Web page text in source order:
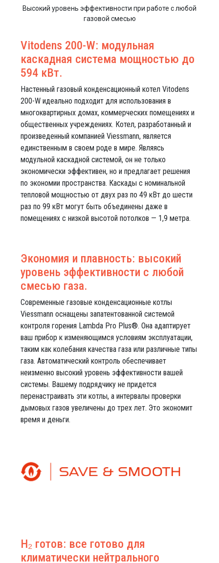
Высокий уровень эффективности при работе с любой
газовой смесью
Vitodens 200-W: модульная
каскадная система мощностью до
594 кВт.
Настенный газовый конденсационный котел Vitodens
200-W идеально подходит для использования в
многоквартирных домах, коммерческих помещениях и
общественных учреждениях. Котел, разработанный и
произведенный компанией Viessmann, является
единственным в своем роде в мире. Являясь
модульной каскадной системой, он не только
экономически эффективен, но и предлагает решения
по экономии пространства. Каскады с номинальной
тепловой мощностью от двух раз по 49 кВт до шести
раз по 99 кВт могут быть объединены даже в
помещениях с низкой высотой потолков — 1,9 метра.
Экономия и плавность: высокий
уровень эффективности с любой
смесью газа.
Современные газовые конденсационные котлы
Viessmann оснащены запатентованной системой
контроля горения Lambda Pro Plus®. Она адаптирует
ваш прибор к изменяющимся условиям эксплуатации,
таким как колебания качества газа или различные типы
газа. Автоматический контроль обеспечивает
неизменно высокий уровень эффективности вашей
системы. Вашему подрядчику не придется
перенастраивать эти котлы, а интервалы проверки
дымовых газов увеличены до трех лет. Это экономит
время и деньги.
H₂ готов: все готово для
климатически нейтрального